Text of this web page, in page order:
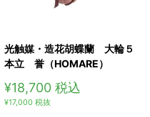
光触媒・造花胡蝶蘭 大輪５
本立 誉（HOMARE）
販
売
¥18,700 税込
¥17,000 税抜